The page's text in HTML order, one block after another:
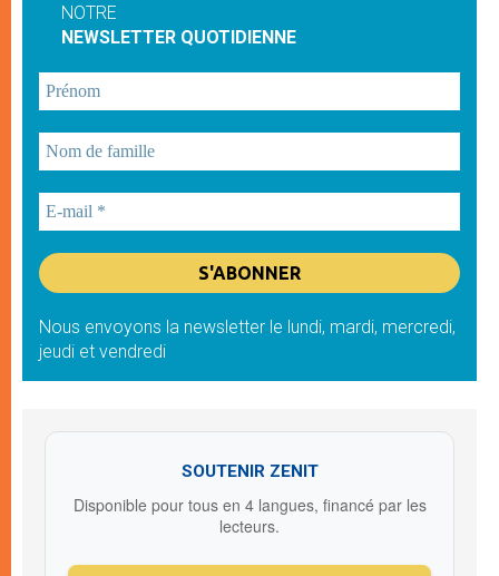
NOTRE
NEWSLETTER QUOTIDIENNE
Nous envoyons la newsletter le lundi, mardi, mercredi,
jeudi et vendredi
SOUTENIR ZENIT
Disponible pour tous en 4 langues, financé par les
lecteurs.